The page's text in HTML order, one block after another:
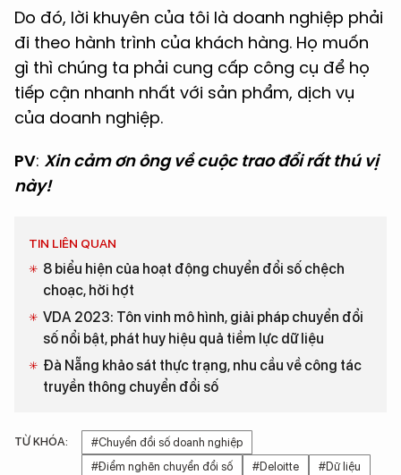
Do đó, lời khuyên của tôi là doanh nghiệp phải
đi theo hành trình của khách hàng. Họ muốn
gì thì chúng ta phải cung cấp công cụ để họ
tiếp cận nhanh nhất với sản phẩm, dịch vụ
của doanh nghiệp.
PV: Xin cảm ơn ông về cuộc trao đổi rất thú vị
này!
TIN LIÊN QUAN
8 biểu hiện của hoạt động chuyển đổi số chệch
choạc, hời hợt
VDA 2023: Tôn vinh mô hình, giải pháp chuyển đổi
số nổi bật, phát huy hiệu quả tiềm lực dữ liệu
Đà Nẵng khảo sát thực trạng, nhu cầu về công tác
truyền thông chuyển đổi số
TỪ KHÓA:
#Chuyển đổi số doanh nghiệp
#Điểm nghẽn chuyển đổi số
#Deloitte
#Dữ liệu